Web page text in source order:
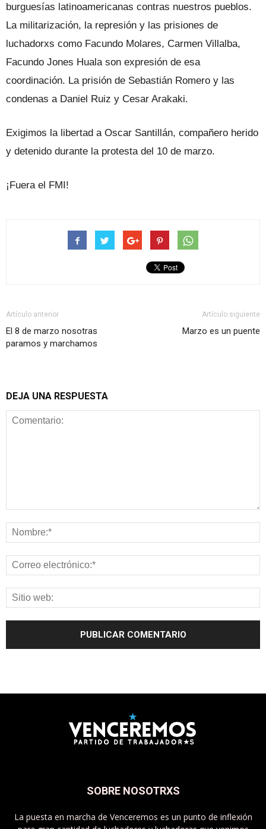
burguesías latinoamericanas contras nuestros pueblos.
La militarización, la represión y las prisiones de
luchadorxs como Facundo Molares, Carmen Villalba,
Facundo Jones Huala son expresión de esa
coordinación. La prisión de Sebastián Romero y las
condenas a Daniel Ruiz y Cesar Arakaki.
Exigimos la libertad a Oscar Santillán, compañero herido
y detenido durante la protesta del 10 de marzo.
¡Fuera el FMI!
Artículo anterior
El 8 de marzo nosotras
paramos y marchamos
Artículo siguiente
Marzo es un puente
DEJA UNA RESPUESTA
SOBRE NOSOTRXS
La puesta en marcha de Venceremos es un punto de inflexión